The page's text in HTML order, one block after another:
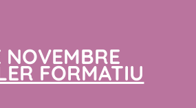
NOVEMBRE
FORMATIU